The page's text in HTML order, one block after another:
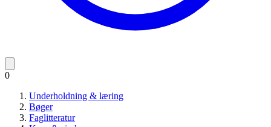
0
Underholdning & læring
Bøger
Faglitteratur